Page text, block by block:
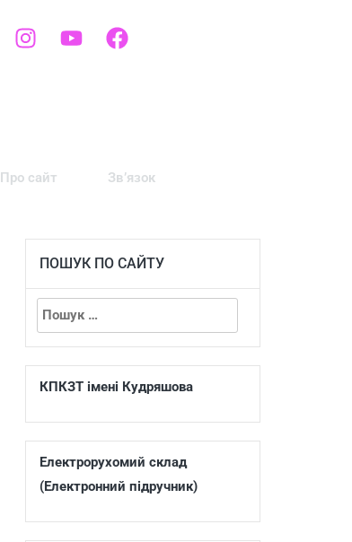
Про сайт Зв’язок
ПОШУК ПО САЙТУ
КПКЗТ імені Кудряшова
Електрорухомий склад
(Електронний підручник)